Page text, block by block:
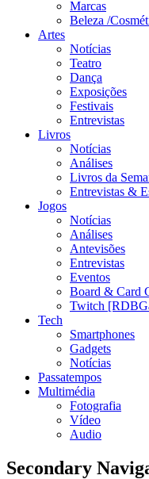
Marcas
Beleza /
Artes
Notícias
Teatro
Dança
Exposições
Festivais
Entrevistas
Livros
Notícias
Análises
Livros da
Entrevistas &
Jogos
Notícias
Análises
Antevisões
Entrevistas
Eventos
Board & Card
Twitch
Tech
Smartphones
Gadgets
Notícias
Passatempos
Multimédia
Fotografia
Vídeo
Audio
Secondary